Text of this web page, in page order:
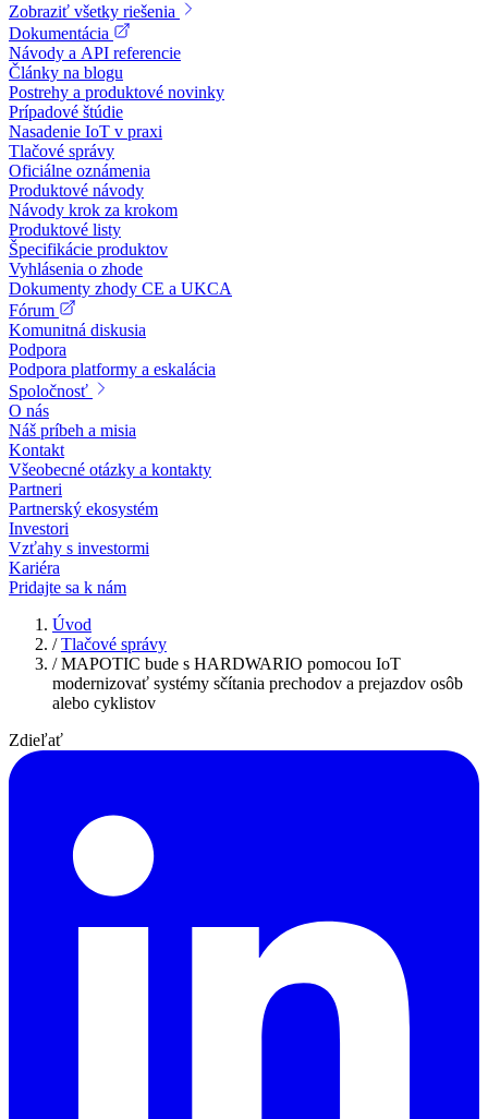
Zobraziť všetky riešenia
Dokumentácia
Návody a API referencie
Články na blogu
Postrehy a produktové novinky
Prípadové štúdie
Nasadenie IoT v praxi
Tlačové správy
Oficiálne oznámenia
Produktové návody
Návody krok za krokom
Produktové listy
Špecifikácie produktov
Vyhlásenia o zhode
Dokumenty zhody CE a UKCA
Fórum
Komunitná diskusia
Podpora
Podpora platformy a eskalácia
Spoločnosť
O nás
Náš príbeh a misia
Kontakt
Všeobecné otázky a kontakty
Partneri
Partnerský ekosystém
Investori
Vzťahy s investormi
Kariéra
Pridajte sa k nám
Úvod
/ Tlačové správy
/ MAPOTIC bude s HARDWARIO pomocou IoT
modernizovať systémy sčítania prechodov a prejazdov osôb
alebo cyklistov
Zdieľať